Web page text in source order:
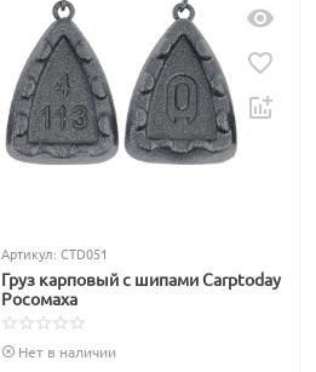
Артикул: CTD051
Груз карповый с шипами Carptoday
Росомаха
Нет в наличии